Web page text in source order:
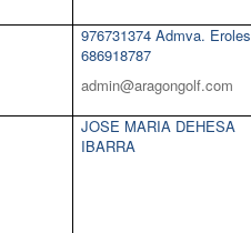
976731374 Admva. Eroles
686918787
admin@aragongolf.com
JOSE MARIA DEHESA
IBARRA